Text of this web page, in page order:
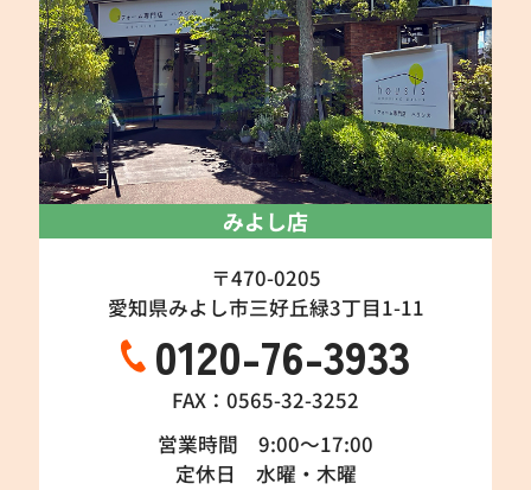
みよし店
〒470-0205
愛知県みよし市三好丘緑3丁目1-11
0120-76-3933
FAX：0565-32-3252
営業時間 9:00～17:00
定休日 水曜・木曜